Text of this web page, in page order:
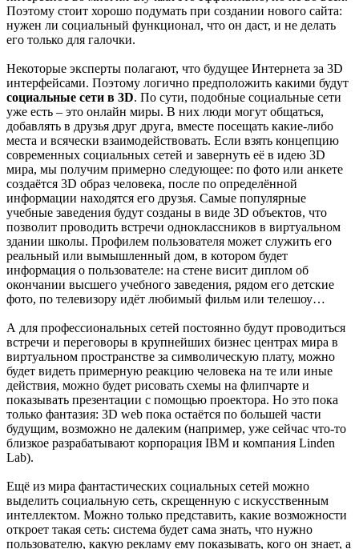
Поэтому стоит хорошо подумать при создании нового сайта:
нужен ли социальный функционал, что он даст, и не делать
его только для галочки.
Некоторые эксперты полагают, что будущее Интернета за 3D
интерфейсами. Поэтому логично предположить какими будут
социальные сети в 3D. По сути, подобные социальные сети
уже есть – это онлайн миры. В них люди могут общаться,
добавлять в друзья друг друга, вместе посещать какие-либо
места и всячески взаимодействовать. Если взять концепцию
современных социальных сетей и завернуть её в идею 3D
мира, мы получим примерно следующее: по фото или анкете
создаётся 3D образ человека, после по определённой
информации находятся его друзья. Самые популярные
учебные заведения будут созданы в виде 3D объектов, что
позволит проводить встречи одноклассников в виртуальном
здании школы. Профилем пользователя может служить его
реальный или вымышленный дом, в котором будет
информация о пользователе: на стене висит диплом об
окончании высшего учебного заведения, рядом его детские
фото, по телевизору идёт любимый фильм или телешоу…
А для профессиональных сетей постоянно будут проводиться
встречи и переговоры в крупнейших бизнес центрах мира в
виртуальном пространстве за символическую плату, можно
будет видеть примерную реакцию человека на те или иные
действия, можно будет рисовать схемы на флипчарте и
показывать презентации с помощью проектора. Но это пока
только фантазия: 3D web пока остаётся по большей части
будущим, возможно не далеким (например, уже сейчас что-то
близкое разрабатывают корпорация IBM и компания Linden
Lab).
Ещё из мира фантастических социальных сетей можно
выделить социальную сеть, скрещенную с искусственным
интеллектом. Можно только представить, какие возможности
откроет такая сеть: система будет сама знать, что нужно
пользователю, какую рекламу ему показывать, кого он знает, а